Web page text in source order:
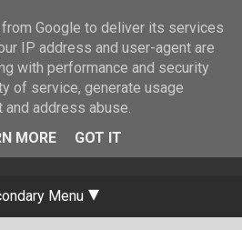
Menu
Google to deliver its services
IP address and user-agent are
with performance and security
of service, generate usage
address abuse.
MORE
GOT IT